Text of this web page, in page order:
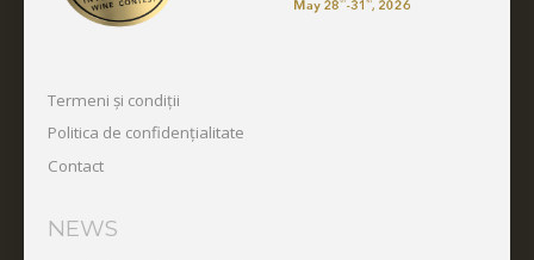
Termeni și condiții
Politica de confidențialitate
Contact
NEWS